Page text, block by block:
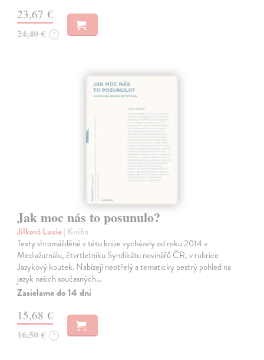
23,67 €
24,40 € ?
Jak moc nás to posunulo?
Jílková Lucie | Kniha
Texty shromážděné v této knize vycházely od roku 2014 v
Mediažurnálu, čtvrtletníku Syndikátu novinářů ČR, v rubrice
Jazykový koutek. Nabízejí neotřelý a tematicky pestrý pohled na
jazyk našich současných…
Zasielame do 14 dní
15,68 €
16,50 € ?